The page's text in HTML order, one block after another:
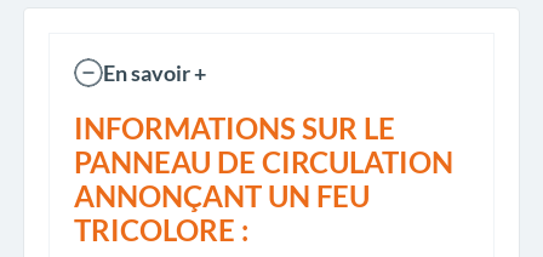
En savoir +
INFORMATIONS SUR LE
PANNEAU DE CIRCULATION
ANNONÇANT UN FEU
TRICOLORE :